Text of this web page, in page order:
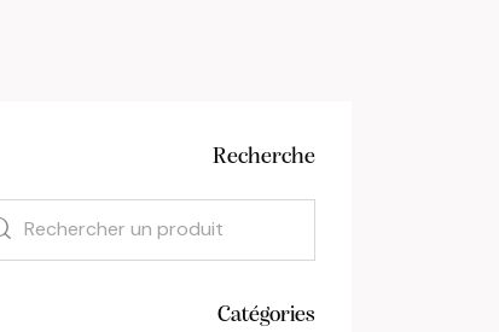
Recherche
Catégories